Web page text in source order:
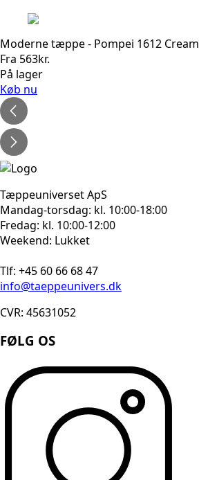
Moderne tæppe - Pompei 1612 Cream
Fra 563kr.
På lager
Køb nu
Tæppeuniverset ApS
Mandag-torsdag: kl. 10:00-18:00
Fredag: kl. 10:00-12:00
Weekend: Lukket
Tlf: +45 60 66 68 47
info@taeppeunivers.dk
CVR: 45631052
FØLG OS